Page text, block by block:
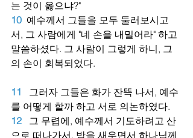
는 것이 옳으냐?"
10 예수께서 그들을 모두 둘러보시고
서, 그 사람에게 "네 손을 내밀어라" 하고
말씀하셨다. 그 사람이 그렇게 하니, 그
의 손이 회복되었다.
11
그러자 그들은 화가 잔뜩 나서, 예수
를 어떻게 할까 하고 서로 의논하였다.
12
그 무렵에, 예수께서 기도하려고 산
으로 떠나가서, 밤을 새우면서 하나님께